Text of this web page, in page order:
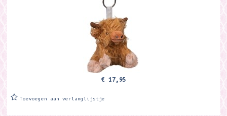
€ 17,95
Toevoegen aan verlanglijstje